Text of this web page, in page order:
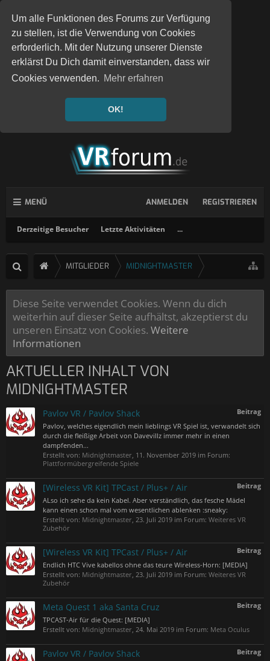
Um alle Funktionen des Forums zur Verfügung
zu stellen, ist die Verwendung von Cookies
erforderlich. Mit der Nutzung unserer Dienste
erklärst Du Dich damit einverstanden, dass wir
Cookies verwenden. Mehr erfahren
OK!
MENÜ
Derzeitige Besucher Letzte Aktivitäten ...
ANMELDEN REGISTRIEREN
MITGLIEDER MIDNIGHTMASTER
Diese Seite verwendet Cookies. Wenn du dich
weiterhin auf dieser Seite aufhältst, akzeptierst du
unseren Einsatz von Cookies. Weitere
Informationen
AKTUELLER INHALT VON
MIDNIGHTMASTER
Beitrag
Pavlov VR / Pavlov Shack
Pavlov, welches eigendlich mein lieblings VR Spiel ist, verwandelt sich
durch die fleißige Arbeit von Davevillz immer mehr in einen
dampfenden...
Erstellt von: Midnightmaster, 11. November 2019 im Forum:
Plattformübergreifende Spiele
Beitrag
[Wireless VR Kit] TPCast / Plus+ / Air
ALso ich sehe da kein Kabel. Aber verständlich, das fesche Mädel
kann einen schon mal vom wesentlichen ablenken :sneaky:
Erstellt von: Midnightmaster, 23. Juli 2019 im Forum: Weiteres VR
Zubehör
Beitrag
[Wireless VR Kit] TPCast / Plus+ / Air
Endlich HTC Vive kabellos ohne das teure Wireless-Horn: [MEDIA]
Erstellt von: Midnightmaster, 23. Juli 2019 im Forum: Weiteres VR
Zubehör
Beitrag
Meta Quest 1 aka Santa Cruz
TPCAST-Air für die Quest: [MEDIA]
Erstellt von: Midnightmaster, 24. Mai 2019 im Forum: Meta Oculus
Beitrag
Pavlov VR / Pavlov Shack